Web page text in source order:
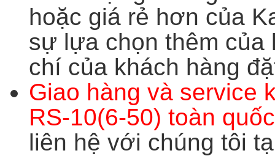
hoặc giá rẻ hơn của
sự lựa chọn thêm
chí của khách hàng
Giao hàng và service
RS-10(6-50) toàn quốc
liên hệ với chúng tôi